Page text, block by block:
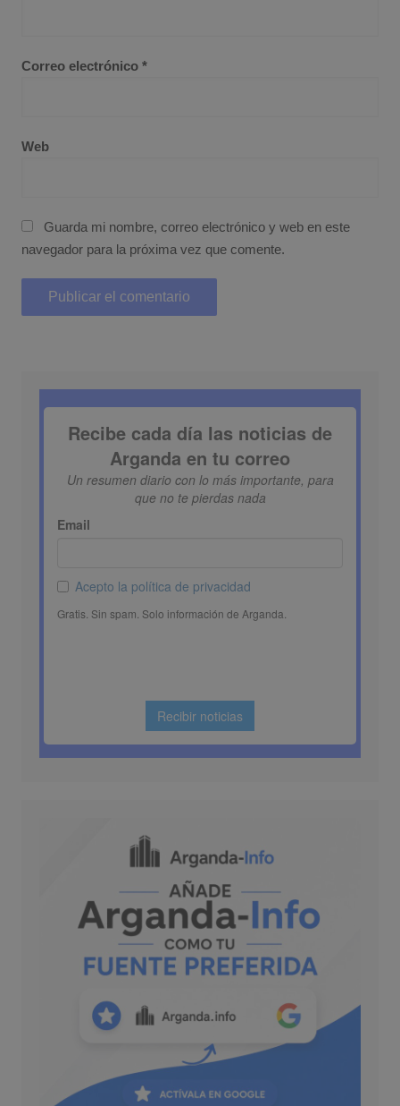
Correo electrónico *
Web
Guarda mi nombre, correo electrónico y web en este
navegador para la próxima vez que comente.